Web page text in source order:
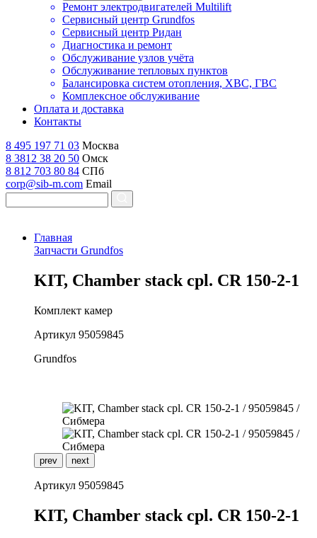
Ремонт электродвигателей Multilift
Сервисный центр Grundfos
Сервисный центр Ридан
Диагностика и ремонт
Обслуживание узлов учёта
Обслуживание тепловых пунктов
Балансировка систем отопления, ХВС, ГВС
Комплексное обслуживание
Оплата и доставка
Контакты
8 495 197 71 03 Москва
8 3812 38 20 50 Омск
8 812 703 80 84 СПб
corp@sib-m.com Email
Главная
Запчасти Grundfos
KIT, Chamber stack cpl. CR 150-2-1
Комплект камер
Артикул 95059845
Grundfos
prev next
Артикул 95059845
KIT, Chamber stack cpl. CR 150-2-1